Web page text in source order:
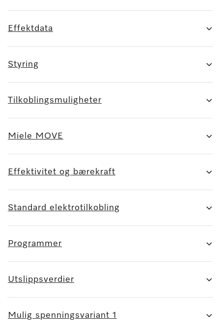
Effektdata
Styring
Tilkoblingsmuligheter
Miele MOVE
Effektivitet og bærekraft
Standard elektrotilkobling
Programmer
Utslippsverdier
Mulig spenningsvariant 1